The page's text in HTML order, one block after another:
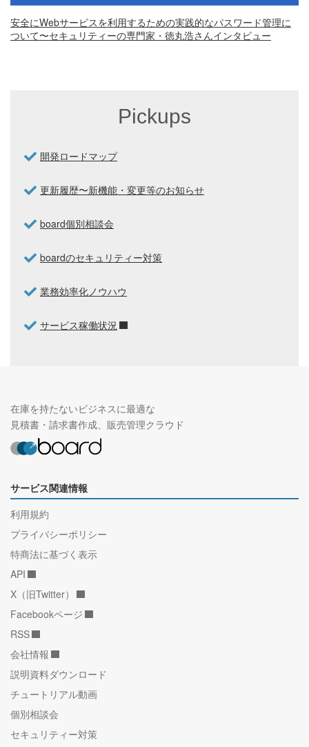
安全にWebサービスを利用するための実践的なパスワード管理に
ついて〜セキュリティーの専門家・徳丸浩さんインタビュー
Pickups
開発ロードマップ
更新履歴〜新機能・変更等のお知らせ
board個別相談会
boardのセキュリティー対策
業務効率化ノウハウ
サービス稼働状況
在庫を持たないビジネスに最適な
見積書・請求書作成、販売管理クラウド
サービス関連情報
利用規約
プライバシーポリシー
特商法に基づく表示
API
X（旧Twitter）
Facebookページ
RSS
会社情報
説明資料ダウンロード
チュートリアル動画
個別相談会
セキュリティー対策